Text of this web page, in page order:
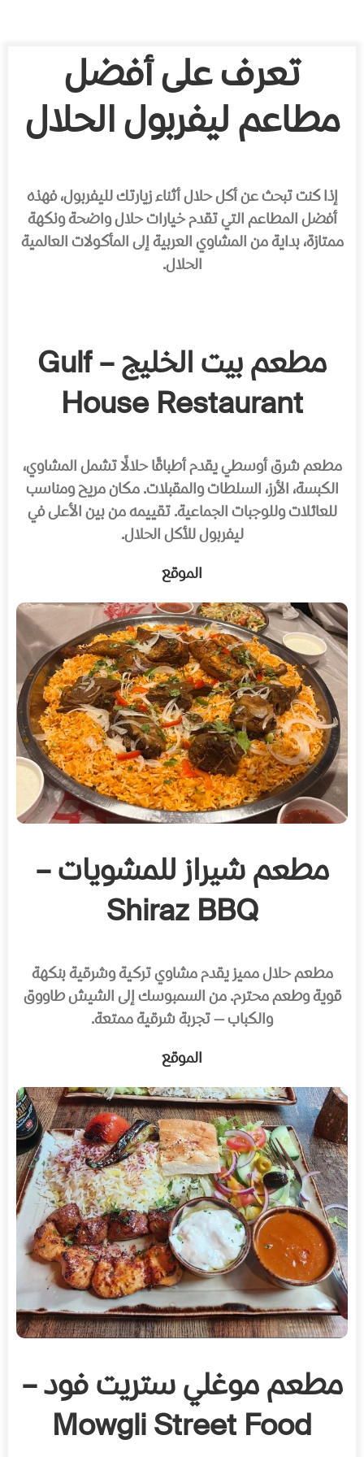
تعرف على أفضل
مطاعم ليفربول الحلال
إذا كنت تبحث عن أكل حلال أثناء زيارتك لليفربول، فهذه
أفضل المطاعم التي تقدم خيارات حلال واضحة ونكهة
ممتازة، بداية من المشاوي العربية إلى المأكولات العالمية
الحلال.
مطعم بيت الخليج – Gulf
House Restaurant
مطعم شرق أوسطي يقدم أطباقًا حلالًا تشمل المشاوي،
الكبسة، الأرز، السلطات والمقبلات. مكان مريح ومناسب
للعائلات وللوجبات الجماعية. تقييمه من بين الأعلى في
ليفربول للأكل الحلال.
الموقع
مطعم شيراز للمشويات –
Shiraz BBQ
مطعم حلال مميز يقدم مشاوي تركية وشرقية بنكهة
قوية وطعم محترم. من السمبوسك إلى الشيش طاووق
والكباب — تجربة شرقية ممتعة.
الموقع
مطعم موغلي ستريت فود –
Mowgli Street Food